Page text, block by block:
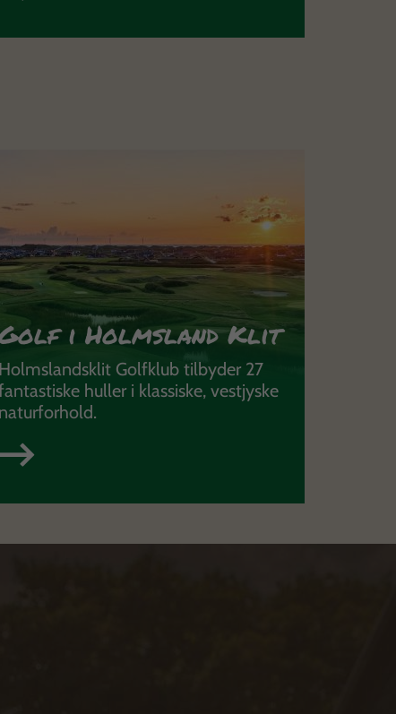
i Holmsland Klit
Holmslandsklit Golfklub tilbyder 27
huller i klassiske, vestjyske
naturforhold.